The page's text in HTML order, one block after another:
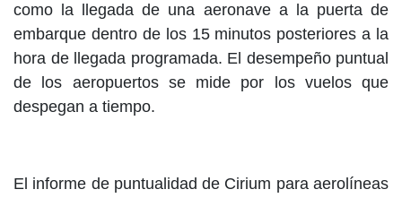
como la llegada de una aeronave a la puerta de
embarque dentro de los 15 minutos posteriores a la
hora de llegada programada. El desempeño puntual
de los aeropuertos se mide por los vuelos que
despegan a tiempo.
El informe de puntualidad de Cirium para aerolíneas